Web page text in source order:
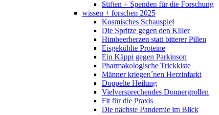
Stiften + Spenden für die Forschung
wissen + forschen 2025
Kosmisches Schauspiel
Die Spritze gegen den Killer
Himbeerherzen statt bitterer Pillen
Eisgekühlte Proteine
Ein Käppi gegen Parkinson
Pharmakologische Trickkiste
Männer kriegen´nen Herzinfarkt
Doppelte Heilung
Vielversprechendes Donnergrollen
Fit für die Praxis
Die nächste Pandemie im Blick